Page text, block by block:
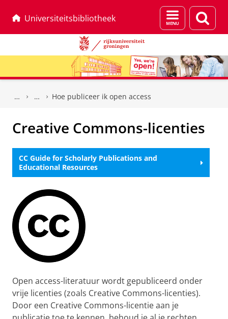
Universiteitsbibliotheek
Menu
en
Hoe publiceer ik open access
Creative Commons-licenties
CC Guide for Scholarly Publications and
Educational Resources
Open access-literatuur wordt gepubliceerd onder
vrije licenties (zoals Creative Commons-licenties).
Door een Creative Commons-licentie aan je